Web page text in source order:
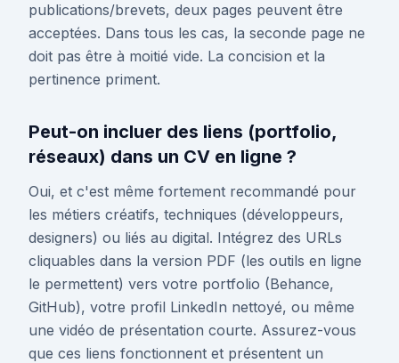
publications/brevets, deux pages peuvent être
acceptées. Dans tous les cas, la seconde page ne
doit pas être à moitié vide. La concision et la
pertinence priment.
Peut-on incluer des liens (portfolio,
réseaux) dans un CV en ligne ?
Oui, et c'est même fortement recommandé pour
les métiers créatifs, techniques (développeurs,
designers) ou liés au digital. Intégrez des URLs
cliquables dans la version PDF (les outils en ligne
le permettent) vers votre portfolio (Behance,
GitHub), votre profil LinkedIn nettoyé, ou même
une vidéo de présentation courte. Assurez-vous
que ces liens fonctionnent et présentent un